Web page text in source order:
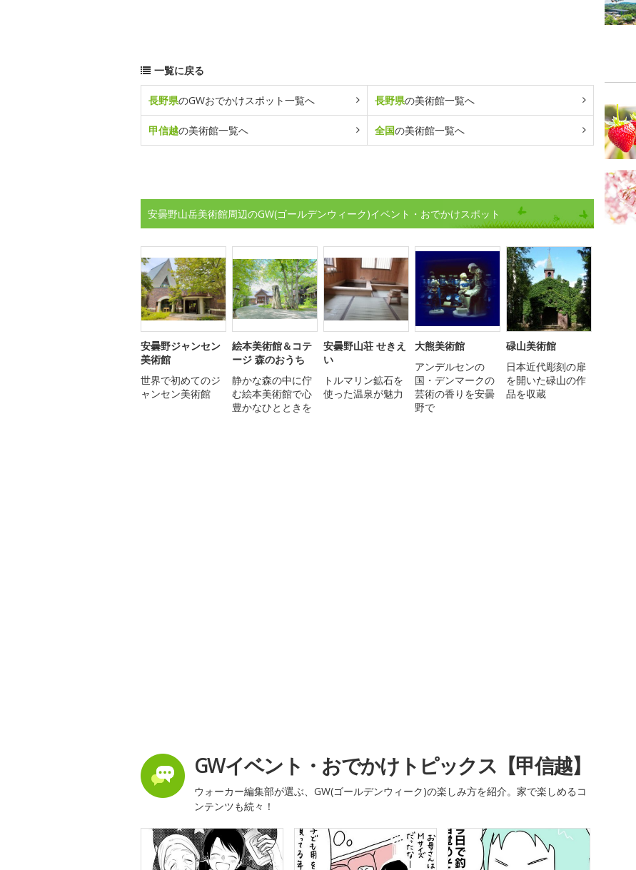
一覧に戻る
長野県のGWおでかけスポット一覧へ 長野県の美術館一覧へ
甲信越の美術館一覧へ 全国の美術館一覧へ
安曇野山岳美術館周辺のGW(ゴールデンウィーク)イベント・おでかけスポット
安曇野ジャンセン
美術館
世界で初めてのジ
ャンセン美術館
絵本美術館＆コテ
ージ 森のおうち
静かな森の中に佇
む絵本美術館で心
豊かなひとときを
安曇野山荘 せきえ
い
トルマリン鉱石を
使った温泉が魅力
大熊美術館
アンデルセンの
国・デンマークの
芸術の香りを安曇
野で
碌山美術館
日本近代彫刻の扉
を開いた碌山の作
品を収蔵
GWイベント・おでかけトピックス【甲信越】
ウォーカー編集部が選ぶ、GW(ゴールデンウィーク)の楽しみ方を紹介。家で楽しめるコ
ンテンツも続々！